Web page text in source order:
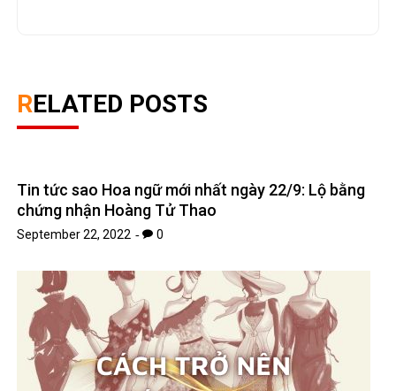
RELATED POSTS
Tin tức sao Hoa ngữ mới nhất ngày 22/9: Lộ bằng
chứng nhận Hoàng Tử Thao
September 22, 2022 0